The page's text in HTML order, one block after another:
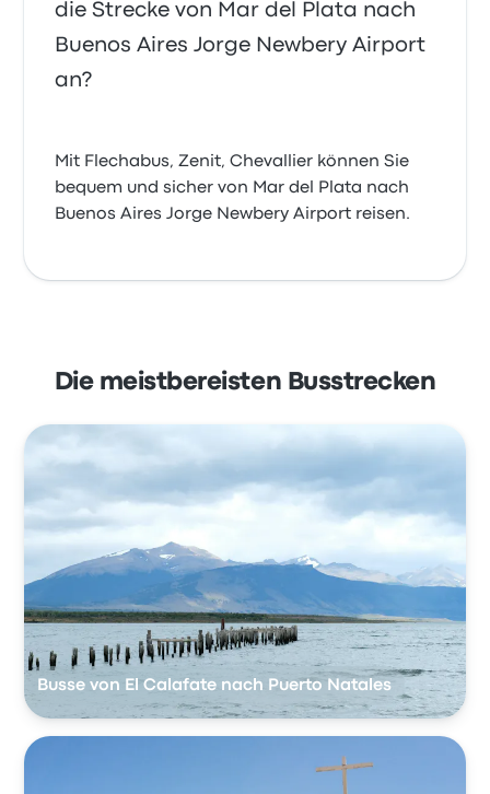
die Strecke von Mar del Plata nach
Buenos Aires Jorge Newbery Airport
an?
Mit Flechabus, Zenit, Chevallier können Sie
bequem und sicher von Mar del Plata nach
Buenos Aires Jorge Newbery Airport reisen.
Die meistbereisten Busstrecken
Busse von El Calafate nach Puerto Natales